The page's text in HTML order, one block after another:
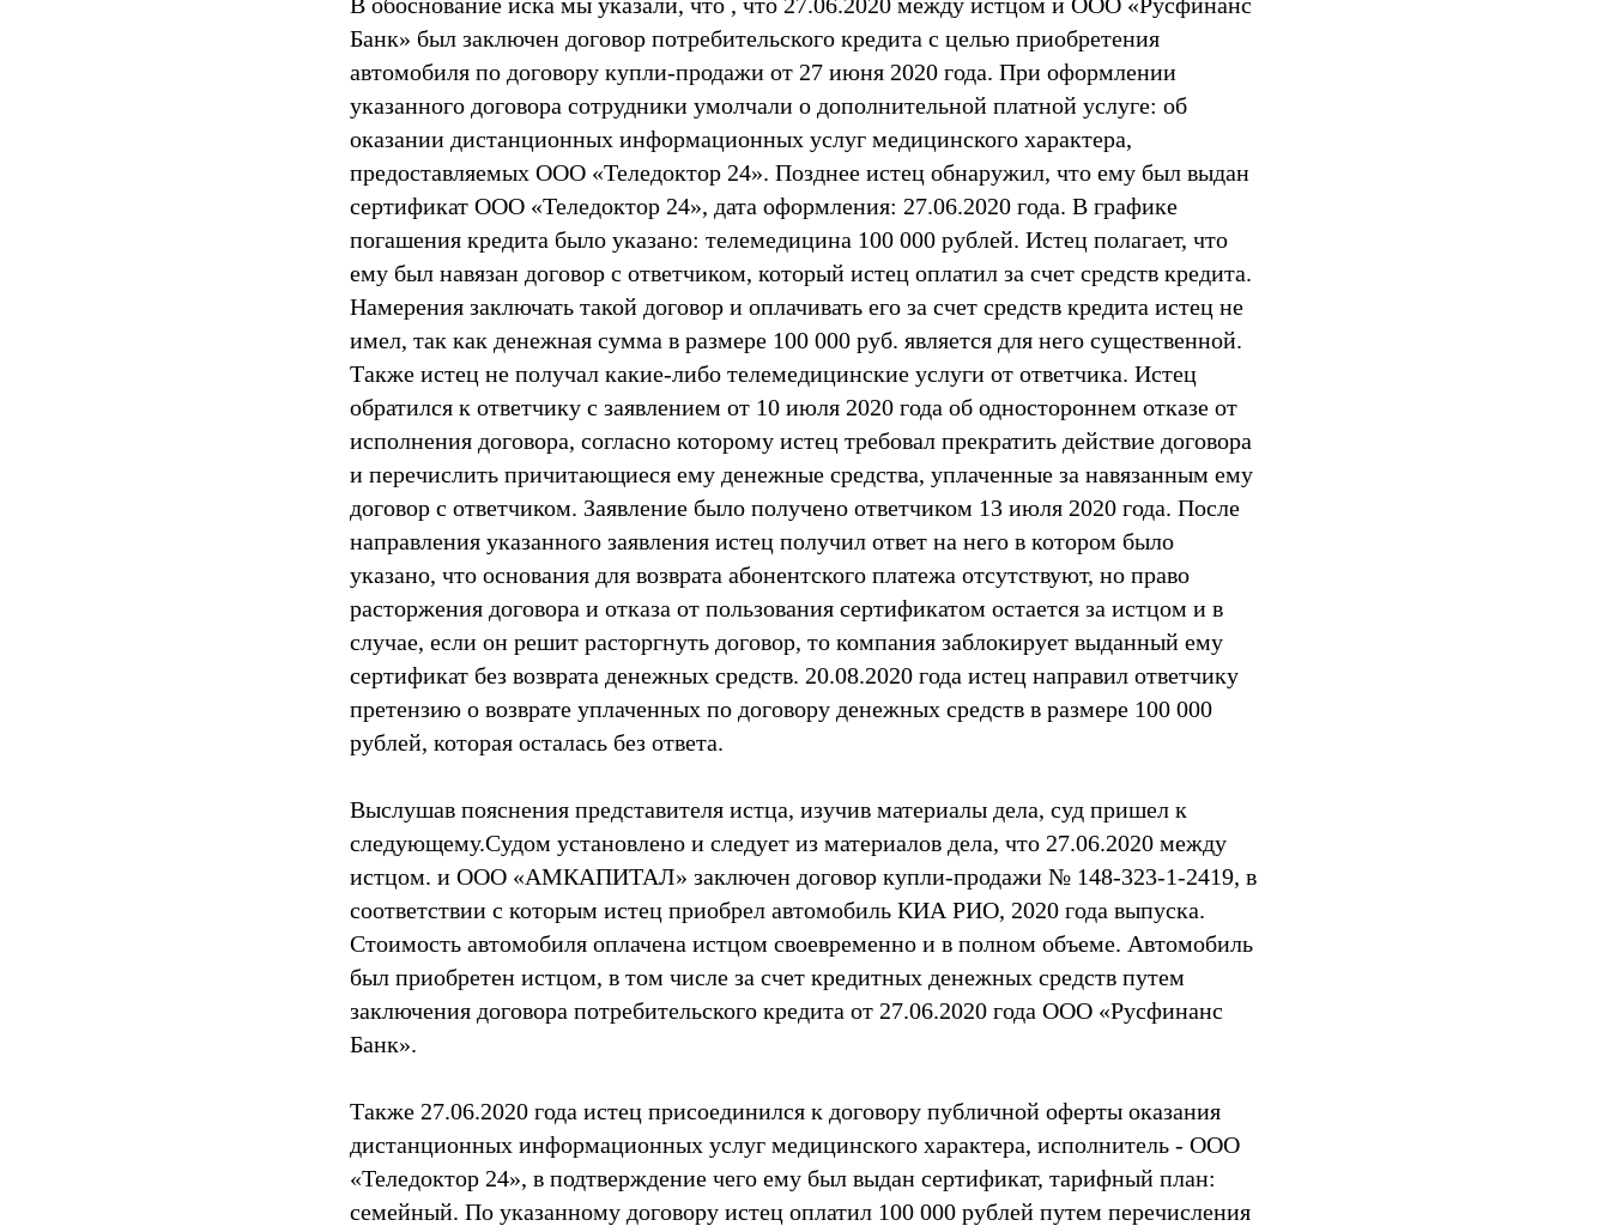
Банк» был заключен договор потребительского кредита с целью приобретения
автомобиля по договору купли-продажи от 27 июня 2020 года. При оформлении
указанного договора сотрудники умолчали о дополнительной платной услуге: об
оказании дистанционных информационных услуг медицинского характера,
предоставляемых ООО «Теледоктор 24». Позднее истец обнаружил, что ему был выдан
сертификат ООО «Теледоктор 24», дата оформления: 27.06.2020 года. В графике
погашения кредита было указано: телемедицина 100 000 рублей. Истец полагает, что
ему был навязан договор с ответчиком, который истец оплатил за счет средств кредита.
Намерения заключать такой договор и оплачивать его за счет средств кредита истец не
имел, так как денежная сумма в размере 100 000 руб. является для него существенной.
Также истец не получал какие-либо телемедицинские услуги от ответчика. Истец
обратился к ответчику с заявлением от 10 июля 2020 года об одностороннем отказе от
исполнения договора, согласно которому истец требовал прекратить действие договора
и перечислить причитающиеся ему денежные средства, уплаченные за навязанным ему
договор с ответчиком. Заявление было получено ответчиком 13 июля 2020 года. После
направления указанного заявления истец получил ответ на него в котором было
указано, что основания для возврата абонентского платежа отсутствуют, но право
расторжения договора и отказа от пользования сертификатом остается за истцом и в
случае, если он решит расторгнуть договор, то компания заблокирует выданный ему
сертификат без возврата денежных средств. 20.08.2020 года истец направил ответчику
претензию о возврате уплаченных по договору денежных средств в размере 100 000
рублей, которая осталась без ответа.
Выслушав пояснения представителя истца, изучив материалы дела, суд пришел к
следующему.Судом установлено и следует из материалов дела, что 27.06.2020 между
истцом. и ООО «АМКАПИТАЛ» заключен договор купли-продажи № 148-323-1-2419, в
соответствии с которым истец приобрел автомобиль КИА РИО, 2020 года выпуска.
Стоимость автомобиля оплачена истцом своевременно и в полном объеме. Автомобиль
был приобретен истцом, в том числе за счет кредитных денежных средств путем
заключения договора потребительского кредита от 27.06.2020 года ООО «Русфинанс
Банк».
Также 27.06.2020 года истец присоединился к договору публичной оферты оказания
дистанционных информационных услуг медицинского характера, исполнитель - ООО
«Теледоктор 24», в подтверждение чего ему был выдан сертификат, тарифный план:
семейный. По указанному договору истец оплатил 100 000 рублей путем перечисления